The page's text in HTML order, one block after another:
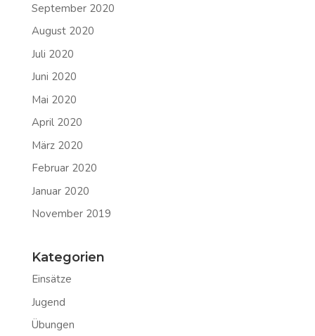
September 2020
August 2020
Juli 2020
Juni 2020
Mai 2020
April 2020
März 2020
Februar 2020
Januar 2020
November 2019
Kategorien
Einsätze
Jugend
Übungen